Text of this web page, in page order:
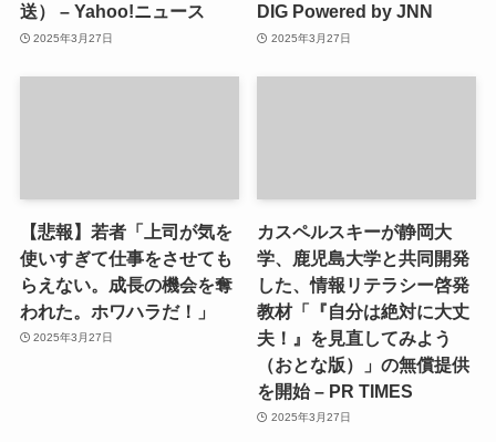
送） – Yahoo!ニュース
2025年3月27日
DIG Powered by JNN
2025年3月27日
【悲報】若者「上司が気を
使いすぎて仕事をさせても
らえない。成長の機会を奪
われた。ホワハラだ！」
2025年3月27日
カスペルスキーが静岡大
学、鹿児島大学と共同開発
した、情報リテラシー啓発
教材「『自分は絶対に大丈
夫！』を見直してみよう
（おとな版）」の無償提供
を開始 – PR TIMES
2025年3月27日